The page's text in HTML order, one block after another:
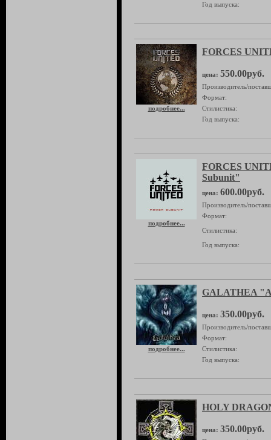
Год выпуска:
подробнее...
FORCES
цена: 550.00руб.
Производитель/
Формат:
Стилистика:
Год выпуска:
подробнее...
FORCES
Subunit"
цена: 600.00руб.
Производитель/
Формат:
Стилистика:
Год выпуска:
подробнее...
GALATHEA
цена: 350.00руб.
Производитель/
Формат:
Стилистика:
Год выпуска:
HOLY
цена: 350.00руб.